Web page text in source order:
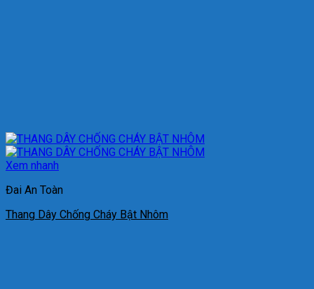
Xem nhanh
Đai An Toàn
Thang Dây Chống Cháy Bật Nhôm